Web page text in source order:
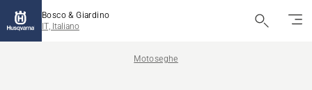
Bosco & Giardino
IT, Italiano
Motoseghe